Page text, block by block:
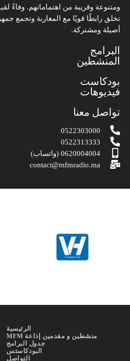
ومتنوعة وقريبة من اهتماماتهم. وفاءً
تخلق رابطًا قويًا مع المغاربة وتجمع
أصيلة ومشتركة.
البرامج
المنشطين
بودكاست
فيديوهات
تواصل معنا
0522303000
0522313333
0620004004 (واتساب)
contact@mfmradio.ma
الرئيسية
منشطين و مقدمين إذاعة MFM
جدول البرامج
البودكاستس
التواصل